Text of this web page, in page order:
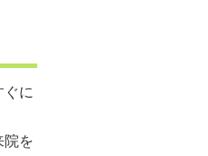
に
院を